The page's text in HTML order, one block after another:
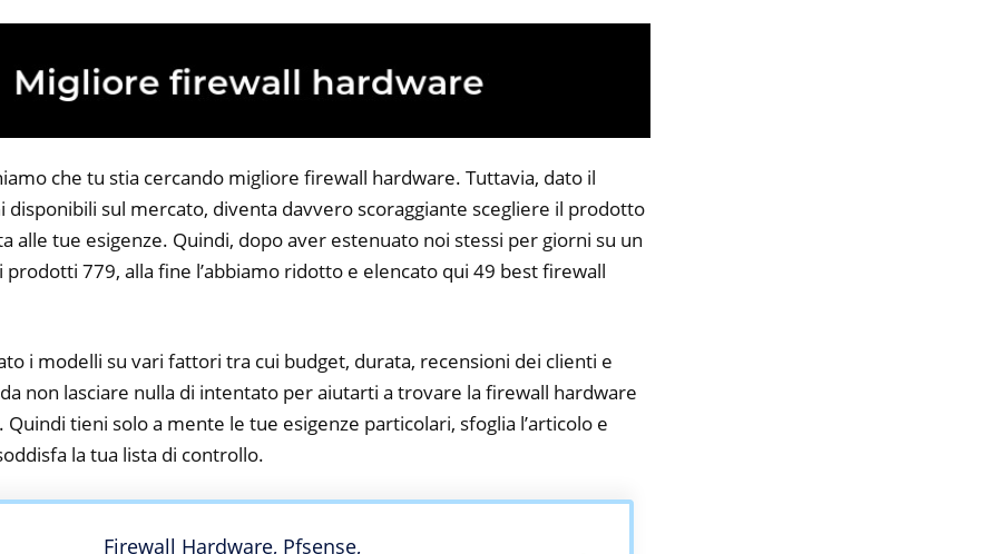
che tu stia cercando migliore firewall hardware. Tuttavia, dato il
disponibili sul mercato, diventa davvero scoraggiante scegliere il prodotto
alle tue esigenze. Quindi, dopo aver estenuato noi stessi per giorni su un
779, alla fine l’abbiamo ridotto e elencato qui 49 best firewall
i modelli su vari fattori tra cui budget, durata, recensioni dei clienti e
non lasciare nulla di intentato per aiutarti a trovare la firewall hardware
Quindi tieni solo a mente le tue esigenze particolari, sfoglia l’articolo e
la tua lista di controllo.
Firewall Hardware, Pfsense,